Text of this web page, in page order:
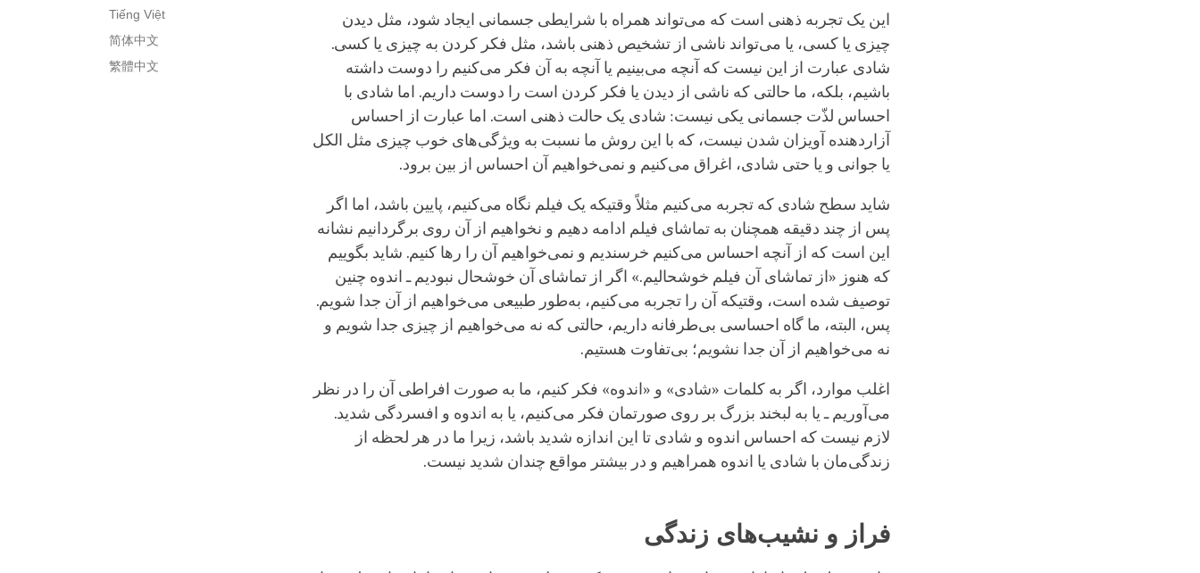
Tiếng Việt
简体中文
繁體中文
این یک تجربه ذهنی است که می‌تواند همراه با شرایطی جسمانی ایجاد شود، مثل دیدن
چیزی یا کسی، یا می‌تواند ناشی از تشخیص ذهنی باشد، مثل فکر کردن به چیزی یا کسی.
شادی عبارت از این نیست که آنچه می‌بینیم یا آنچه به آن فکر می‌کنیم را دوست داشته
باشیم، بلکه، ما حالتی که ناشی از دیدن یا فکر کردن است را دوست داریم. اما شادی با
احساس لذّت جسمانی یکی نیست: شادی یک حالت ذهنی است. اما عبارت از احساس
آزاردهنده آویزان شدن نیست، که با این روش ما نسبت به ویژگی‌های خوب چیزی مثل الکل
یا جوانی و یا حتی شادی، اغراق می‌کنیم و نمی‌خواهیم آن احساس از بین برود.
شاید سطح شادی که تجربه می‌کنیم مثلاً وقتیکه یک فیلم نگاه می‌کنیم، پایین باشد، اما اگر
پس از چند دقیقه همچنان به تماشای فیلم ادامه دهیم و نخواهیم از آن روی برگردانیم نشانه
این است که از آنچه احساس می‌کنیم خرسندیم و نمی‌خواهیم آن را رها کنیم. شاید بگوییم
که هنوز «از تماشای آن فیلم خوشحالیم.» اگر از تماشای آن خوشحال نبودیم ـ اندوه چنین
توصیف شده است، وقتیکه آن را تجربه می‌کنیم، به‌طور طبیعی می‌خواهیم از آن جدا شویم.
پس، البته، ما گاه احساسی بی‌طرفانه داریم، حالتی که نه می‌خواهیم از چیزی جدا شویم و
نه می‌خواهیم از آن جدا نشویم؛ بی‌تفاوت هستیم.
اغلب موارد، اگر به کلمات «شادی» و «اندوه» فکر کنیم، ما به صورت افراطی آن را در نظر
می‌آوریم ـ یا به لبخند بزرگ بر روی صورتمان فکر می‌کنیم، یا به اندوه و افسردگی شدید.
لازم نیست که احساس اندوه و شادی تا این اندازه شدید باشد، زیرا ما در هر لحظه از
زندگی‌مان با شادی یا اندوه همراهیم و در بیشتر مواقع چندان شدید نیست.
فراز و نشیب‌های زندگی